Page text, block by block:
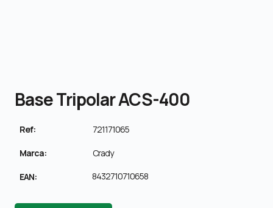
Base Tripolar ACS-400
Ref: 721171065
Marca: Crady
EAN: 8432710710658